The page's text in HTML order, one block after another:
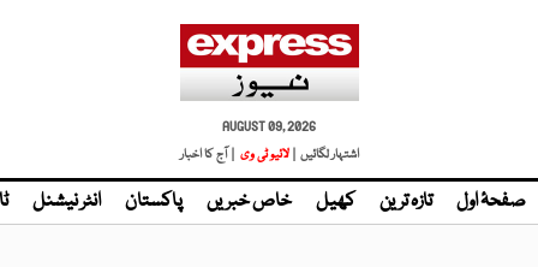
AUGUST 09, 2026
اشتہار لگائیں |
| آج کا اخبار
صفحۂ اول تازہ ترین کھیل خاص خبریں پاکستان انٹر نیشنل